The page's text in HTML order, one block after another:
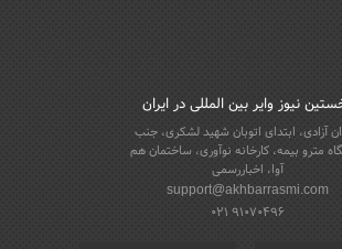
نیوز وایر بین المللی در ایران
آزادی، ابتدای اتوبان شهید لشکری، جنب
مترو بیمه، کارخانه نوآوری، ساختمان هم
آوا، اخباررسمی
support@akhbarrasmi.com
021 91070496